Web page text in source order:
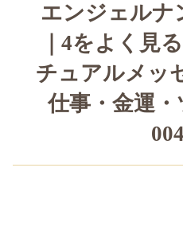
エンジェルナ
｜4をよく見
チュアルメッ
仕事・金運・
004